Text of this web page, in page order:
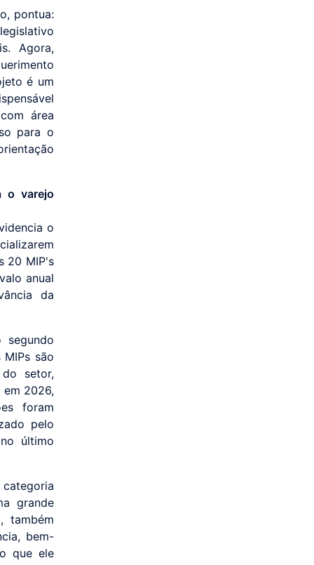
pontua:
Agora,
é um
área
para o
o varejo
o
20 MIP's
anual
da
são
setor,
em 2026,
foram
pelo
último
categoria
grande
também
bem-
que ele